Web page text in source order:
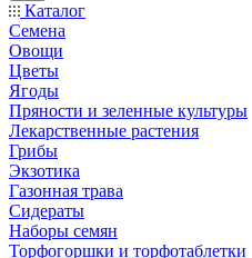
Каталог
Семена
Овощи
Цветы
Ягоды
Пряности и зеленные культуры
Лекарственные растения
Грибы
Экзотика
Газонная трава
Сидераты
Наборы семян
Торфогоршки и торфотаблетки